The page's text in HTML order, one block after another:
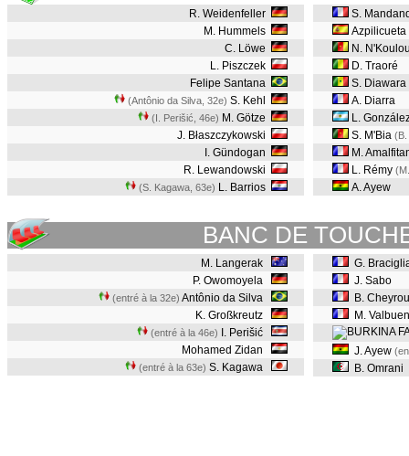
R. Weidenfeller
M. Hummels
C. Löwe
L. Piszczek
Felipe Santana
(Antônio da Silva, 32e) S. Kehl
(I. Perišić, 46e) M. Götze
J. Błaszczykowski
I. Gündogan
R. Lewandowski
(S. Kagawa, 63e) L. Barrios
S.
Azpilicueta
N.
D. Traoré
S. Diawara
A. Diarra
L.
S. M'Bia (B.
M.
L. Rémy
A. Ayew
BANC DE
M. Langerak
P. Owomoyela
(entré à la 32e) Antônio da Silva
K. Großkreutz
(entré à la 46e)
I. Perišić
Mohamed Zidan
(entré à la 63e) S. Kagawa
G.
J. Sabo
B.
M.
J. Ayew
B. Omrani